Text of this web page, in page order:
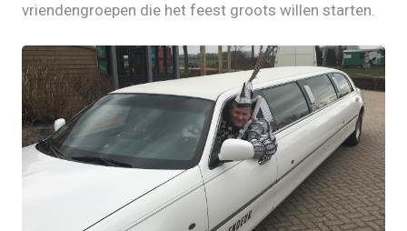
vriendengroepen die het feest groots willen starten.